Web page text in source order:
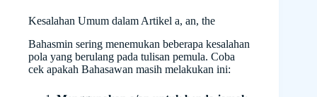
Kesalahan Umum dalam Artikel a, an, the
Bahasmin sering menemukan beberapa kesalahan
pola yang berulang pada tulisan pemula. Coba
cek apakah Bahasawan masih melakukan ini: